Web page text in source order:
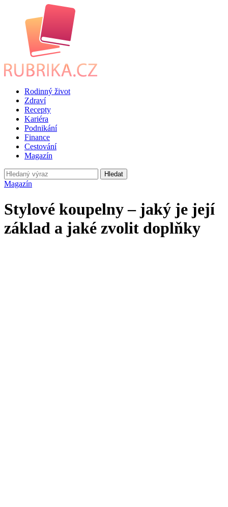
Rodinný život
Zdraví
Recepty
Kariéra
Podnikání
Finance
Cestování
Magazín
Hledat
Magazín
Stylové koupelny – jaký je její
základ a jaké zvolit doplňky